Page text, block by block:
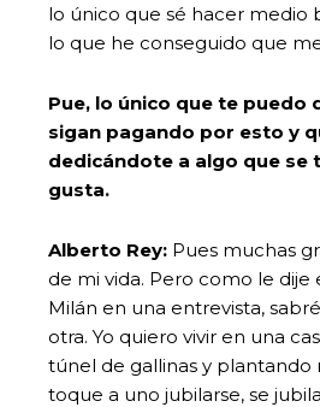
lo único que sé hacer medio
lo que he conseguido que
Pue, lo único que te puedo
sigan pagando por esto y
dedicándote a algo que se
gusta.
Alberto Rey: Pues muchas
de mi vida. Pero como le dije
Milán en una entrevista,
otra. Yo quiero vivir en una
túnel de gallinas y plantando
toque a uno jubilarse, se